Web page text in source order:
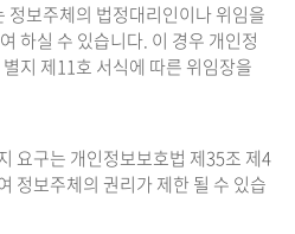
정보주체의 법정대리인이나 위임을
하실 수 있습니다. 이 경우 개인정
지 제11호 서식에 따른 위임장을
요구는 개인정보보호법 제35조 제4
정보주체의 권리가 제한 될 수 있습